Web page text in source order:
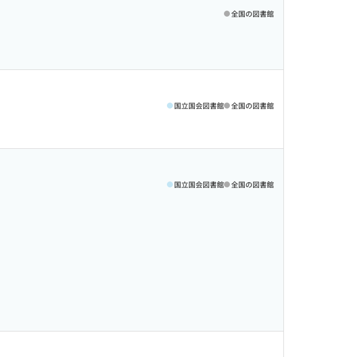
全国の図書館
国立国会図書館 全国の図書館
国立国会図書館 全国の図書館